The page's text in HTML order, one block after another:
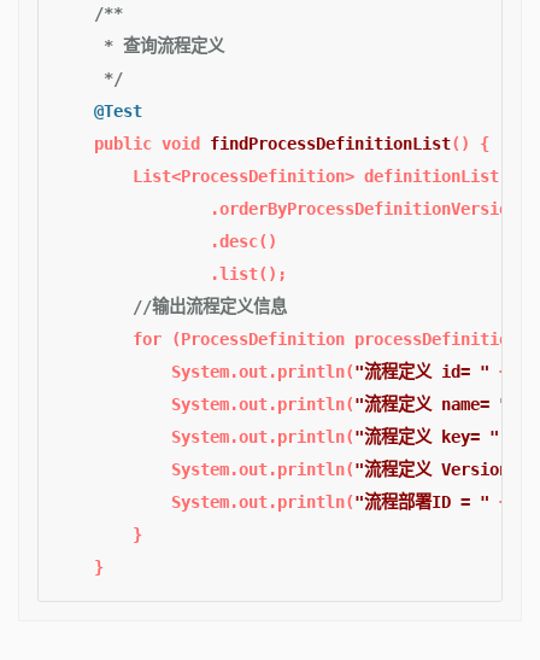
/**
     * 查询流程定义
     */
@Test
public void findProcessDefinitionList()
{
List<ProcessDefinition> definitionList =
                .orderByProcessDefinitionVersion()
                .desc()
                .list();
//输出流程定义信息
for (ProcessDefinition
            System.out.println(
"流程定义 id= " +
            System.out.println(
"流程定义 name= "
            System.out.println(
"流程定义 key= "
            System.out.println(
"流程定义 Version= "
            System.out.println(
"流程部署ID = " +
        }